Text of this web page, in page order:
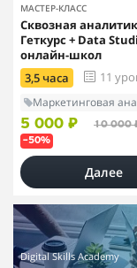
МАСТЕР-КЛАСС
Сквозная
Геткурс + Data
онлайн-школ
3,5 часа
11
Маркетинговая
5 000 ₽ 10 000
–50%
Далее
Digital Skills Academy